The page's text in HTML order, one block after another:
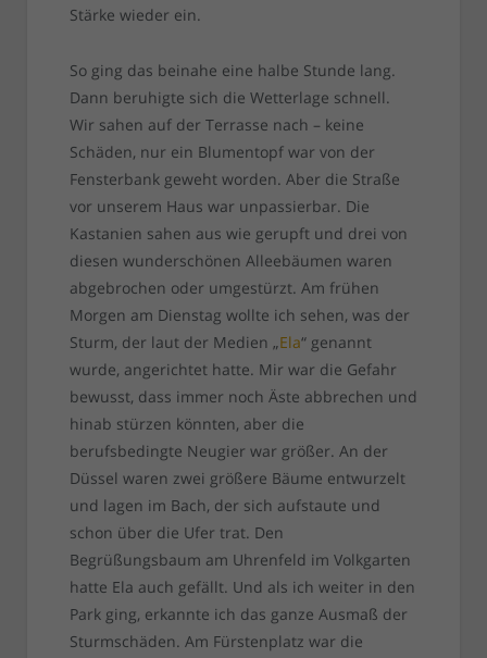
Stärke wieder ein.
So ging das beinahe eine halbe Stunde lang.
Dann beruhigte sich die Wetterlage schnell.
Wir sahen auf der Terrasse nach – keine
Schäden, nur ein Blumentopf war von der
Fensterbank geweht worden. Aber die Straße
vor unserem Haus war unpassierbar. Die
Kastanien sahen aus wie gerupft und drei von
diesen wunderschönen Alleebäumen waren
abgebrochen oder umgestürzt. Am frühen
Morgen am Dienstag wollte ich sehen, was der
Sturm, der laut der Medien „Ela“ genannt
wurde, angerichtet hatte. Mir war die Gefahr
bewusst, dass immer noch Äste abbrechen und
hinab stürzen könnten, aber die
berufsbedingte Neugier war größer. An der
Düssel waren zwei größere Bäume entwurzelt
und lagen im Bach, der sich aufstaute und
schon über die Ufer trat. Den
Begrüßungsbaum am Uhrenfeld im Volkgarten
hatte Ela auch gefällt. Und als ich weiter in den
Park ging, erkannte ich das ganze Ausmaß der
Sturmschäden. Am Fürstenplatz war die